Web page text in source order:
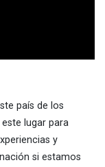
país de los
lugar para
y
si estamos